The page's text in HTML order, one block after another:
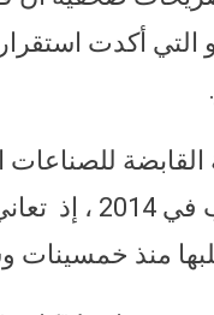
للصناعات
الحديد
منذ خمسينات